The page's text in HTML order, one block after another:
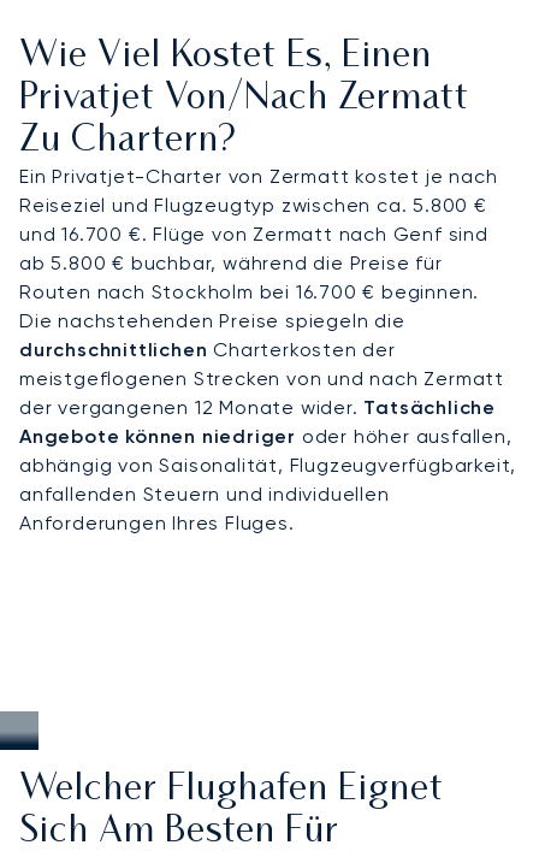
idyllischen Urlaub, von dem Sie schon immer
geträumt haben.
Wie Viel Kostet Es, Einen
Privatjet Von/nach Zermatt
Zu Chartern?
Ein Privatjet-Charter von Zermatt kostet je nach
Reiseziel und Flugzeugtyp zwischen ca. 5.800 €
und 16.700 €. Flüge von Zermatt nach Genf sind
ab 5.800 € buchbar, während die Preise für
Routen nach Stockholm bei 16.700 € beginnen.
Die nachstehenden Preise spiegeln die
durchschnittlichen Charterkosten der
meistgeflogenen Strecken von und nach Zermatt
der vergangenen 12 Monate wider. Tatsächliche
Angebote können niedriger oder höher ausfallen,
abhängig von Saisonalität, Flugzeugverfügbarkeit,
anfallenden Steuern und individuellen
Anforderungen Ihres Fluges.
Welcher Flughafen Eignet
Sich Am Besten Für